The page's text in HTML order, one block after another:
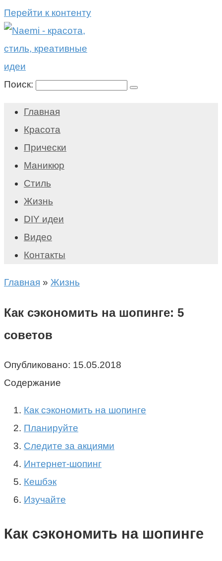
Перейти к контенту
Поиск:
Главная
Красота
Прически
Маникюр
Стиль
Жизнь
DIY идеи
Видео
Контакты
Главная » Жизнь
Как сэкономить на шопинге: 5
советов
Опубликовано: 15.05.2018
Содержание
Как сэкономить на шопинге
Планируйте
Следите за акциями
Интернет-шопинг
Кешбэк
Изучайте
Как сэкономить на шопинге